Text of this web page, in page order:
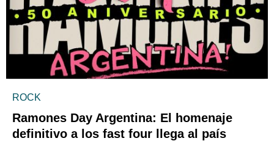
ROCK
Ramones Day Argentina: El homenaje
definitivo a los fast four llega al país